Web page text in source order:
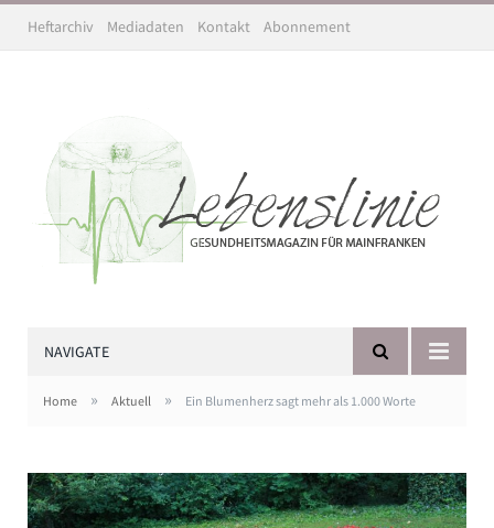
Heftarchiv Mediadaten Kontakt Abonnement
NAVIGATE
Home » Aktuell » Ein Blumenherz sagt mehr als 1.000 Worte